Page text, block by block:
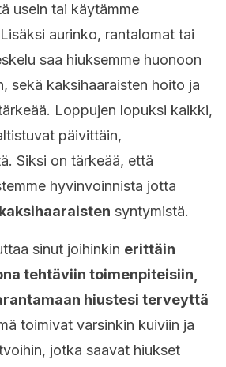
usein tai käytämme
Lisäksi aurinko, rantalomat tai
saa hiuksemme huonoon
sekä kaksihaaraisten hoito ja
Loppujen lopuksi kaikki,
päivittäin,
Siksi on tärkeää, että
hyvinvoinnista jotta
kaksihaaraisten syntymistä.
sinut joihinkin erittäin
tehtäviin toimenpiteisiin,
hiustesi terveyttä
toimivat varsinkin kuiviin ja
jotka saavat hiukset